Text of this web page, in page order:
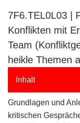
7F6.TEL0L03 |
Konflikten mit
Team
heikle Themen
Inhalt
Grundlagen und
kritischen